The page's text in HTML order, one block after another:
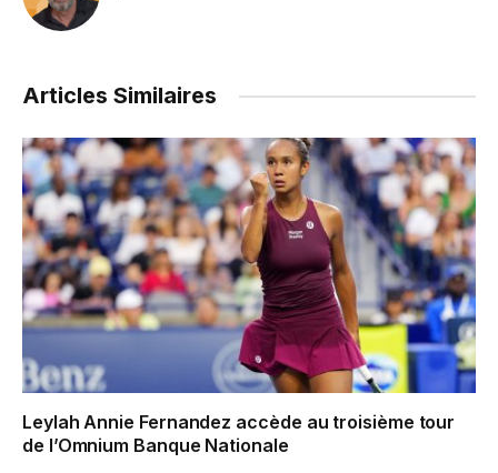
Articles Similaires
Leylah Annie Fernandez accède au troisième tour
de l’Omnium Banque Nationale